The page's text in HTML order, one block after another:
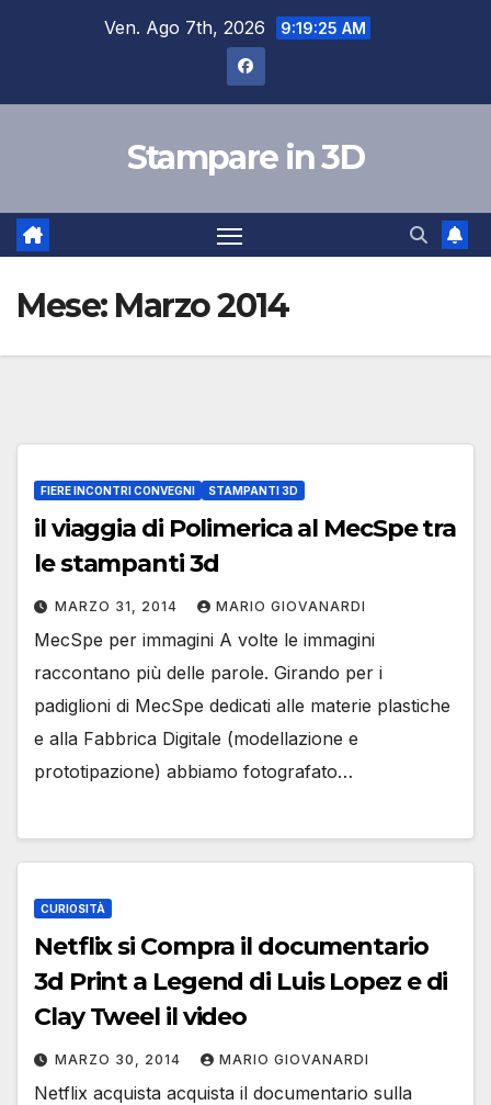
Ven. Ago 7th, 2026 9:19:25 AM
Stampare in 3D
Mese: Marzo 2014
FIERE INCONTRI CONVEGNI STAMPANTI 3D
il viaggia di Polimerica al MecSpe tra
le stampanti 3d
MARZO 31, 2014 MARIO GIOVANARDI
MecSpe per immagini A volte le immagini
raccontano più delle parole. Girando per i
padiglioni di MecSpe dedicati alle materie plastiche
e alla Fabbrica Digitale (modellazione e
prototipazione) abbiamo fotografato…
CURIOSITÀ
Netflix si Compra il documentario
3d Print a Legend di Luis Lopez e di
Clay Tweel il video
MARZO 30, 2014 MARIO GIOVANARDI
Netflix acquista acquista il documentario sulla